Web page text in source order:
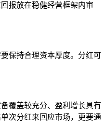
报放在稳健经营框架内审
保持合理资本厚度。分红可
覆盖较充分、盈利增长具有
次分红来回应市场，更要通